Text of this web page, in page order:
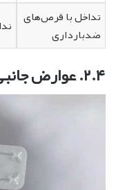
تداخل با قرص‌های
ضدبارداری
۲.۴. عوارض جانبی شایع و مدیریت آن‌ها